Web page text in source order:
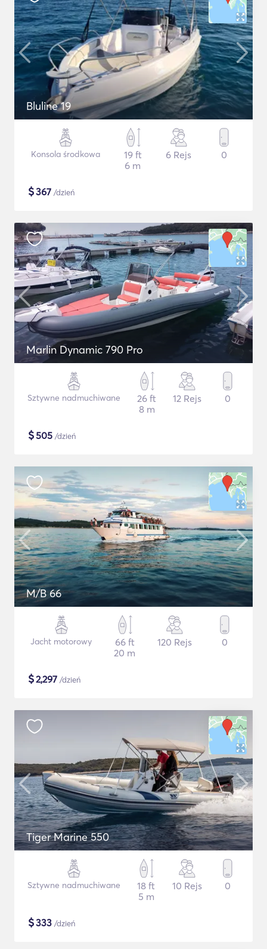
Bluline 19
Konsola środkowa
19 ft
6 m
6 Rejs 0
$367 /dzień
Marlin Dynamic 790 Pro
Sztywne nadmuchiwane
26 ft
8 m
12 Rejs 0
$505 /dzień
M/B 66
Jacht motorowy
66 ft
20 m
120 Rejs 0
$2,297 /dzień
Tiger Marine 550
Sztywne nadmuchiwane
18 ft
5 m
10 Rejs 0
$333 /dzień